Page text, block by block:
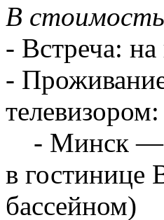
В
- Встреча: на
-
телевизором:
- Минск — в
в
бассейном)